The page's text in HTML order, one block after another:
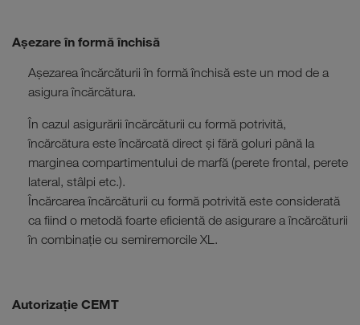
Aşezare în formă închisă
Aşezarea încărcăturii în formă închisă este un mod de a
asigura încărcătura.
În cazul asigurării încărcăturii cu formă potrivită,
încărcătura este încărcată direct și fără goluri până la
marginea compartimentului de marfă (perete frontal, perete
lateral, stâlpi etc.).
Încărcarea încărcăturii cu formă potrivită este considerată
ca fiind o metodă foarte eficientă de asigurare a încărcăturii
în combinație cu semiremorcile XL.
Autorizație CEMT